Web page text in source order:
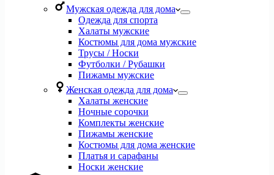
Мужская одежда для дома
Одежда для спорта
Халаты мужские
Костюмы для дома мужские
Трусы / Носки
Футболки / Рубашки
Пижамы мужские
Женская одежда для дома
Халаты женские
Ночные сорочки
Комплекты женские
Пижамы женские
Костюмы для дома женские
Платья и сарафаны
Носки женские